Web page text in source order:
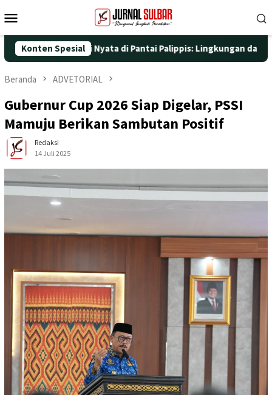
ke
Mobile
Konten Spesial
Aksi Nyata di Pantai Palippis: Lingkungan dan Kesehatan
Beranda ADVETORIAL
Gubernur Cup 2026 Siap Digelar, PSSI
Mamuju Berikan Sambutan Positif
Redaksi
14 Juli 2025